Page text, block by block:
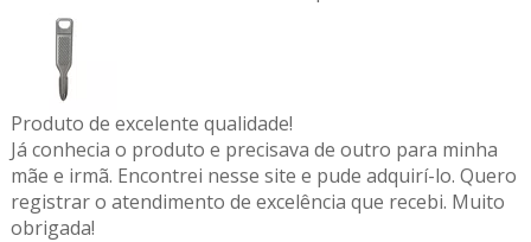
Produto de excelente qualidade!
Já conhecia o produto e precisava de outro para minha
mãe e irmã. Encontrei nesse site e pude adquirí-lo. Quero
registrar o atendimento de excelência que recebi. Muito
obrigada!